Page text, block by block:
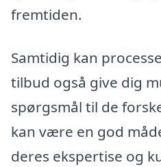
fremtiden.
Samtidig kan
tilbud også give dig
spørgsmål til de
kan være en god
deres ekspertise og